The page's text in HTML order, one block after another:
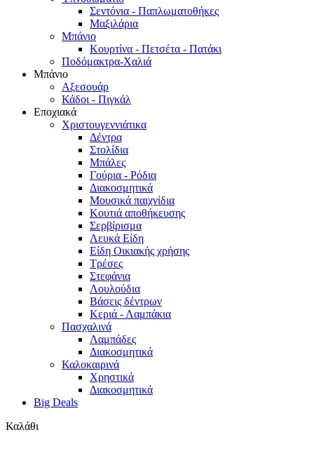
Σεντόνια - Παπλωματοθήκες
Μαξιλάρια
Μπάνιο
Κουρτίνα - Πετσέτα - Πατάκι
Ποδόμακτρα-Χαλιά
Μπάνιο
Αξεσουάρ
Κάδοι - Πιγκάλ
Εποχιακά
Χριστουγεννιάτικα
Δέντρα
Στολίδια
Μπάλες
Γούρια - Ρόδια
Διακοσμητικά
Μουσικά παιχνίδια
Κουτιά αποθήκευσης
Σερβίρισμα
Λευκά Είδη
Είδη Οικιακής χρήσης
Τρέσες
Στεφάνια
Λουλούδια
Βάσεις δέντρων
Κεριά - Λαμπάκια
Πασχαλινά
Λαμπάδες
Διακοσμητικά
Καλοκαιρινά
Χρηστικά
Διακοσμητικά
Big Deals
Καλάθι